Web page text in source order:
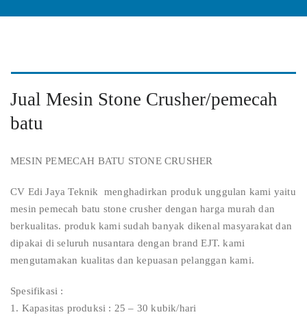
Jual Mesin Stone Crusher/pemecah
batu
MESIN PEMECAH BATU STONE CRUSHER
CV Edi Jaya Teknik menghadirkan produk unggulan kami yaitu
mesin pemecah batu stone crusher dengan harga murah dan
berkualitas. produk kami sudah banyak dikenal masyarakat dan
dipakai di seluruh nusantara dengan brand EJT. kami
mengutamakan kualitas dan kepuasan pelanggan kami.
Spesifikasi :
1. Kapasitas produksi : 25 – 30 kubik/hari